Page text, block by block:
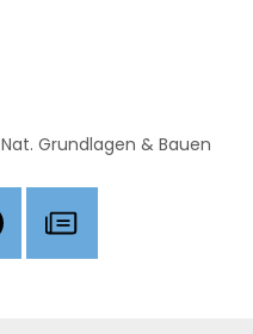
Nat. Grundlagen & Bauen